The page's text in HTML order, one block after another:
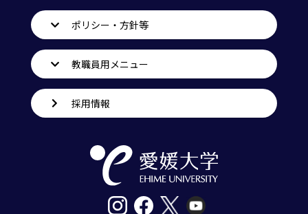
ポリシー・方針等
教職員用メニュー
採用情報